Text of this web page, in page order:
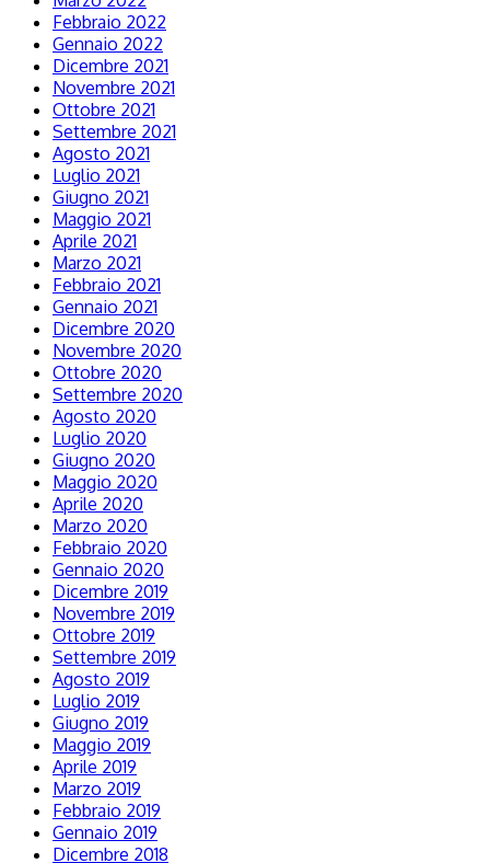
Febbraio 2022
Gennaio 2022
Dicembre 2021
Novembre 2021
Ottobre 2021
Settembre 2021
Agosto 2021
Luglio 2021
Giugno 2021
Maggio 2021
Aprile 2021
Marzo 2021
Febbraio 2021
Gennaio 2021
Dicembre 2020
Novembre 2020
Ottobre 2020
Settembre 2020
Agosto 2020
Luglio 2020
Giugno 2020
Maggio 2020
Aprile 2020
Marzo 2020
Febbraio 2020
Gennaio 2020
Dicembre 2019
Novembre 2019
Ottobre 2019
Settembre 2019
Agosto 2019
Luglio 2019
Giugno 2019
Maggio 2019
Aprile 2019
Marzo 2019
Febbraio 2019
Gennaio 2019
Dicembre 2018